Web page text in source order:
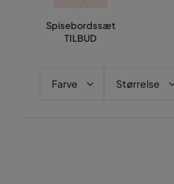
Spisebordssæt
TILBUD
Farve Størrelse